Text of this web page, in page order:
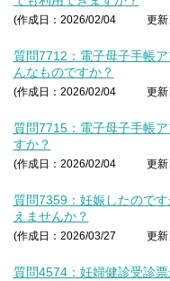
(作成日：2026/02/04 更
質問7712：電子母子手帳
んなものですか？
(作成日：2026/02/04 更
質問7715：電子母子手帳
すか？
(作成日：2026/02/04 更
質問7359：妊娠したので
えませんか？
(作成日：2026/03/27 更
質問4574：妊婦健診受診